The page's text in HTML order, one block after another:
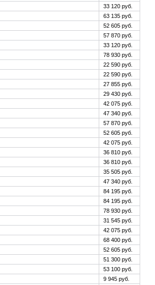
33 120 руб.
63 135 руб.
52 605 руб.
57 870 руб.
33 120 руб.
78 930 руб.
22 590 руб.
22 590 руб.
27 855 руб.
29 430 руб.
42 075 руб.
47 340 руб.
57 870 руб.
52 605 руб.
42 075 руб.
36 810 руб.
36 810 руб.
35 505 руб.
47 340 руб.
84 195 руб.
84 195 руб.
78 930 руб.
31 545 руб.
42 075 руб.
68 400 руб.
52 605 руб.
51 300 руб.
53 100 руб.
9 945 руб.